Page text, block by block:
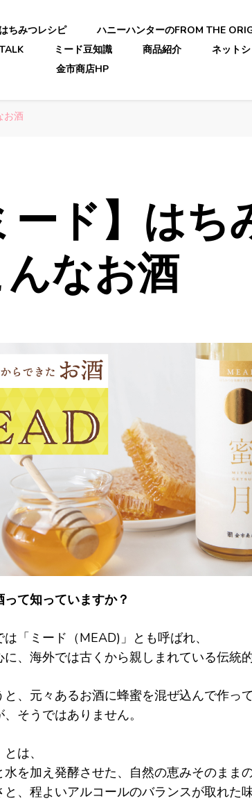
はちみつレシピ
ハニーハンターのFROM THE
ミード豆知識 商品紹介
ネット
金市商店HP
お酒
ード】はち
んなお酒
て知っていますか？
「ミード（MEAD)」とも呼ばれ、
、海外では古くから親しまれている伝統的
、元々あるお酒に蜂蜜を混ぜ込んで作っ
そうではありません。
は、
を加え発酵させた、自然の恵みそのまま
、程よいアルコールのバランスが取れた